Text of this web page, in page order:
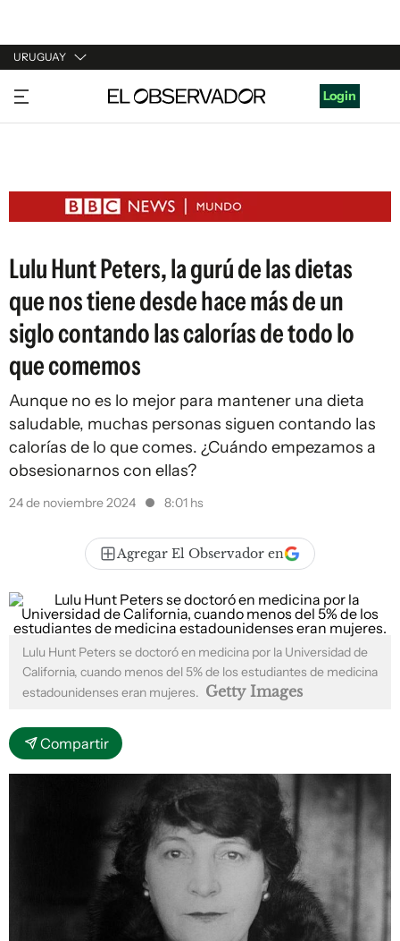
URUGUAY
URUGUAY
ARGENTINA
ESTADOS UNIDOS
Login
Lulu Hunt Peters, la gurú de las dietas
que nos tiene desde hace más de un
siglo contando las calorías de todo lo
que comemos
Aunque no es lo mejor para mantener una dieta
saludable, muchas personas siguen contando las
calorías de lo que comes. ¿Cuándo empezamos a
obsesionarnos con ellas?
24 de noviembre 2024 8:01 hs
Agregar El Observador en
Lulu Hunt Peters se doctoró en medicina por la Universidad de
California, cuando menos del 5% de los estudiantes de medicina
estadounidenses eran mujeres. Getty Images
Compartir